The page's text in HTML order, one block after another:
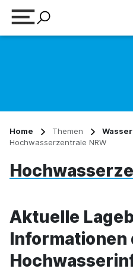
Home Themen Wasser
Hochwasserzentrale NRW
Aktuelle
Informationen